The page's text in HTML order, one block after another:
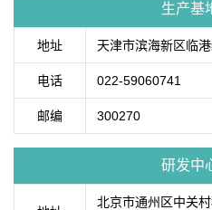
生产基
地址 天津市滨海新区临
电话 022-59060741
邮编 300270
研发中
北京市通州区中关